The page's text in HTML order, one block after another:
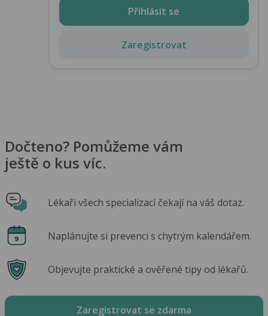
Přihlásit se
Zaregistrovat
Dočteno? Pomůžeme vám
ještě o kus víc.
Lékaři všech specializací čekají na váš dotaz.
Naplánujte si prevenci s chytrým kalendářem.
Objevujte praktické a ověřené tipy od lékařů.
Zaregistrovat se zdarma